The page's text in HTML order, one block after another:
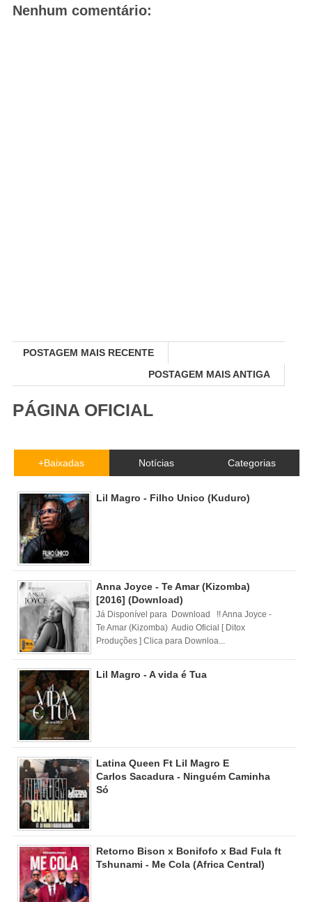
Nenhum comentário:
POSTAGEM MAIS RECENTE
POSTAGEM MAIS ANTIGA
PÁGINA OFICIAL
+Baixadas Notícias Categorias
Lil Magro - Filho Unico (Kuduro)
Anna Joyce - Te Amar (Kizomba)
[2016] (Download)
Já Disponível para Download !! Anna Joyce -
Te Amar (Kizomba) Audio Oficial [ Ditox
Produções ] Clica para Downloa...
Lil Magro - A vida é Tua
Latina Queen Ft Lil Magro E
Carlos Sacadura - Ninguém Caminha
Só
Retorno Bison x Bonifofo x Bad Fula ft
Tshunami - Me Cola (Africa Central)